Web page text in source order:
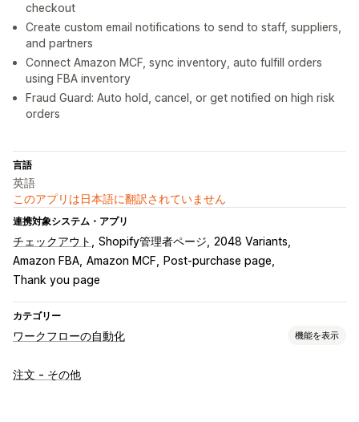
checkout
Create custom email notifications to send to staff, suppliers,
and partners
Connect Amazon MCF, sync inventory, auto fulfill orders
using FBA inventory
Fraud Guard: Auto hold, cancel, or get notified on high risk
orders
言語
英語
このアプリは日本語に翻訳されていません
連携対象システム・アプリ
チェックアウト Shopify管理者ページ 2048 Variants
Amazon FBA Amazon MCF
Post-purchase page
Thank you page
カテゴリー
ワークフローの自動化 機能を表示
オートメーションタスク
注文 - その他